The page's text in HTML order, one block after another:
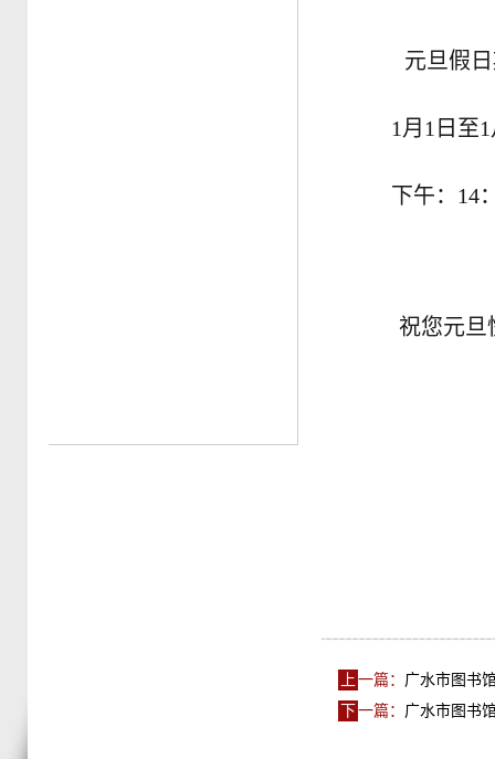
元旦假日
1月1日至1
下午：14
祝您元旦
上 一篇： 广水市图书
下 一篇： 广水市图书